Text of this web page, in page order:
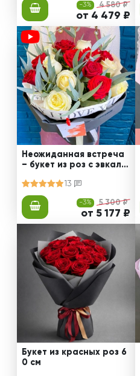
-3% 4 580 ₽
от 4 479 ₽
Неожиданная встреча
– букет из роз с эвкали
13
-3% 5 300 ₽
от 5 177 ₽
Букет из красных роз 6
0 см